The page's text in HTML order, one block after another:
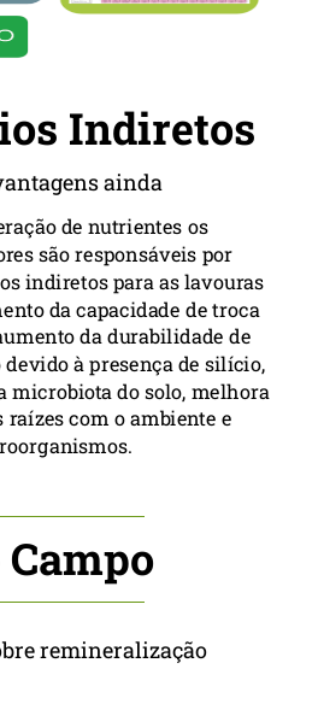
Indiretos
ainda
de nutrientes os
são responsáveis por
indiretos para as lavouras
da capacidade de troca
da durabilidade de
à presença de silício,
microbiota do solo, melhora
raízes com o ambiente e
remineralização